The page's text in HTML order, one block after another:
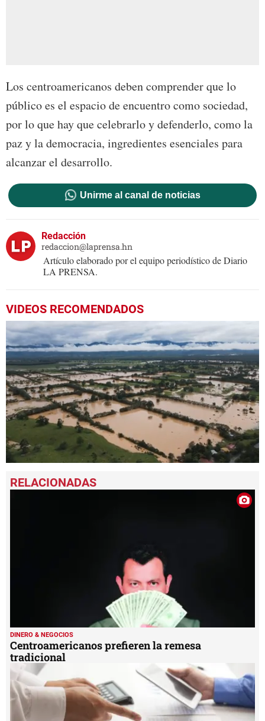
Los centroamericanos deben comprender que lo
público es el espacio de encuentro como sociedad,
por lo que hay que celebrarlo y defenderlo, como la
paz y la democracia, ingredientes esenciales para
alcanzar el desarrollo.
Unirme al canal de noticias
Redacción
redaccion@laprensa.hn
Artículo elaborado por el equipo periodístico de Diario
LA PRENSA.
VIDEOS RECOMENDADOS
seconds
of
DINERO & NEGOCIOS
Centroamericanos prefieren la remesa
tradicional